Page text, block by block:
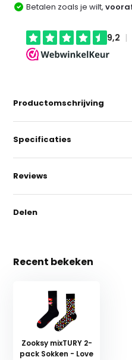
Betalen zoals je wilt,
Productomschrijving
Specificaties
Reviews
Delen
Recent bekeken
Zooksy mixTURY 2-
pack Sokken - Love